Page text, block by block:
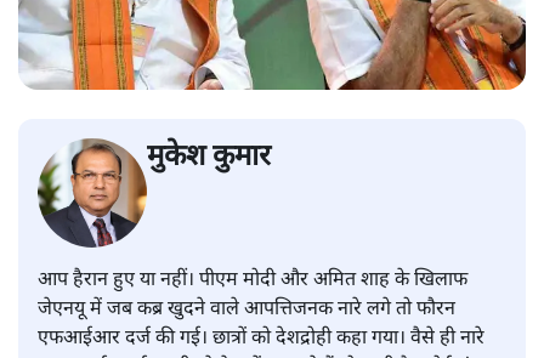
मुकेश कुमार
आप हैरान हुए या नहीं। पीएम मोदी और अमित शाह के खिलाफ
जेएनयू में जब कब्र खुदने वाले आपत्तिजनक नारे लगे तो फौरन
एफआईआर दर्ज की गई। छात्रों को देशद्रोही कहा गया। वैसे ही नारे